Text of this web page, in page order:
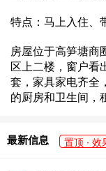
特点：马上入住、
房屋位于高笋塘商
区上二楼，窗户看
套，家具家电齐全
的厨房和卫生间，
最新信息 置顶 · 效